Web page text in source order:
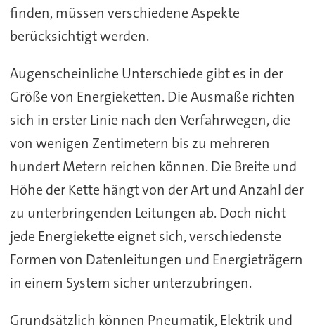
finden, müssen verschiedene Aspekte
berücksichtigt werden.
Augenscheinliche Unterschiede gibt es in der
Größe von Energieketten. Die Ausmaße richten
sich in erster Linie nach den Verfahrwegen, die
von wenigen Zentimetern bis zu mehreren
hundert Metern reichen können. Die Breite und
Höhe der Kette hängt von der Art und Anzahl der
zu unterbringenden Leitungen ab. Doch nicht
jede Energiekette eignet sich, verschiedenste
Formen von Datenleitungen und Energieträgern
in einem System sicher unterzubringen.
Grundsätzlich können Pneumatik, Elektrik und